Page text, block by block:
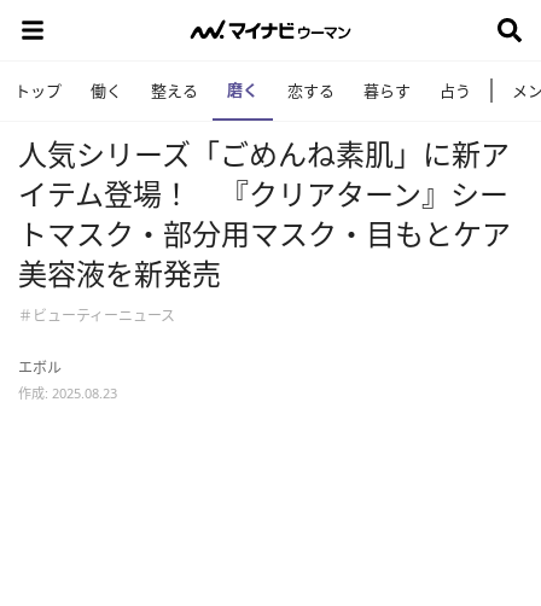
トップ 働く 整える 磨く 恋する 暮らす 占う メ
人気シリーズ「ごめんね素肌」に新ア
イテム登場！ 『クリアターン』シー
トマスク・部分用マスク・目もとケア
美容液を新発売
＃ビューティーニュース
エボル
作成: 2025.08.23